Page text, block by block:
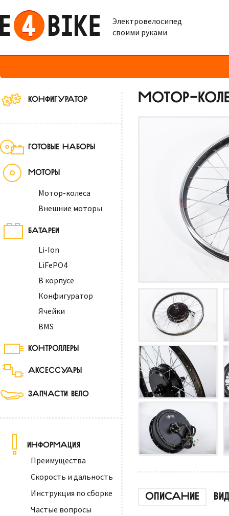
Электровелосипед
своими руками
КОНФИГУРАТОР
ГОТОВЫЕ НАБОРЫ
МОТОРЫ
Мотор-колеса
Внешние моторы
БАТАРЕИ
Li-Ion
LiFePO4
В корпусе
Конфигуратор
Ячейки
BMS
КОНТРОЛЛЕРЫ
АКСЕССУАРЫ
ЗАПЧАСТИ ВЕЛО
ИНФОРМАЦИЯ
Преимущества
Скорость и дальность
Инструкция по сборке
Частые вопросы
МОТОР-
ОПИСАНИЕ